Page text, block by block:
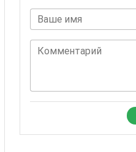
Ваше имя
Комментарий